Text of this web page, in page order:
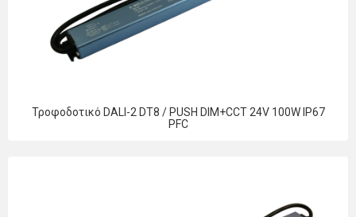
Τροφοδοτικό DALI-2 DT8 / PUSH DIM+CCT 24V 100W IP67
PFC